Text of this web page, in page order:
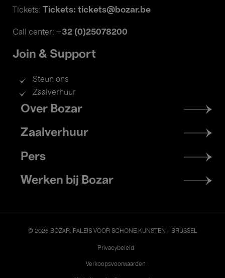
Tickets: Tickets: tickets@bozar.be
Call center: +32 (0)25078200
Join & Support
Steun ons
Zaalverhuur
Footer
menu
Over Bozar
Zaalverhuur
Pers
Werken bij Bozar
© 2026 BOZAR. PALEIS VOOR SCHONE KUNSTEN - BRUSSEL
Privacybeleid
Verkoopsvoorwaarden